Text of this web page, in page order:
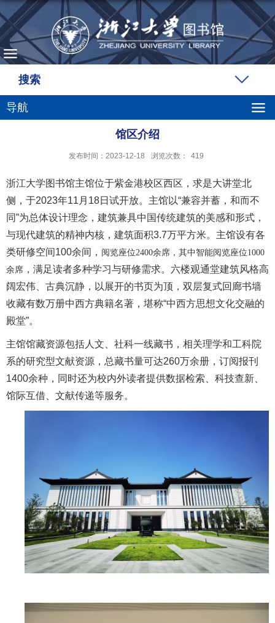
搜索
导航
馆区介绍
发布时间：2023-12-18 浏览次数： 419
浙江大学图书馆主馆位于紫金港校区西区，求是大讲堂北
侧，于2023年11月18日试开放。主馆以“兼容并蓄，和而不
同”为总体设计理念，建筑兼具中国传统建筑的美感和形式，
与现代建筑的精神内核，建筑面积3.7万平方米。主馆设有各
类研修空间100余间， 阅览座位2400余席，其中智能阅览座位1000
余席 ，满足读者多种学习与研修需求。六楼观通堂建筑风格高
阔宏伟、古典沉静，以展开的书页为顶，双层复式回廊书墙
收藏有数万册中西方典籍名著，堪称“中西方思想文化交融的
殿堂”。
主馆馆藏资源包括人文、社科一线藏书，相关理学和工科院
系的研究型文献资源，总藏书量可达260万余册，订阅报刊
1400余种，同时还为校内外读者提供数据检索、科技查新、
馆际互借、文献传递等服务。